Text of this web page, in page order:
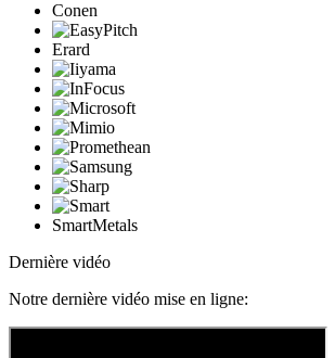
Conen
Erard
SmartMetals
Dernière vidéo
Notre dernière vidéo mise en ligne: